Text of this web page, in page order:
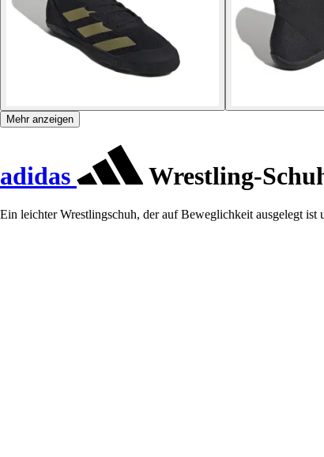
Mehr anzeigen
adidas Wrestling-
Ein leichter Wrestlingschuh, der auf Beweglichkeit ausgelegt ist